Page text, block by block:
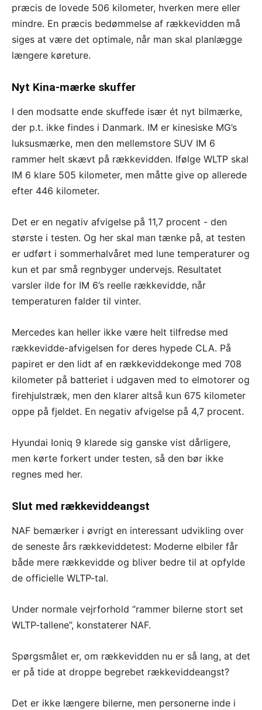
præcis de lovede 506 kilometer, hverken mere eller
mindre. En præcis bedømmelse af rækkevidden må
siges at være det optimale, når man skal planlægge
længere køreture.
Nyt Kina-mærke skuffer
I den modsatte ende skuffede især ét nyt bilmærke,
der p.t. ikke findes i Danmark. IM er kinesiske MG’s
luksusmærke, men den mellemstore SUV IM 6
rammer helt skævt på rækkevidden. Ifølge WLTP skal
IM 6 klare 505 kilometer, men måtte give op allerede
efter 446 kilometer.
Det er en negativ afvigelse på 11,7 procent - den
største i testen. Og her skal man tænke på, at testen
er udført i sommerhalvåret med lune temperaturer og
kun et par små regnbyger undervejs. Resultatet
varsler ilde for IM 6’s reelle rækkevidde, når
temperaturen falder til vinter.
Mercedes kan heller ikke være helt tilfredse med
rækkevidde-afvigelsen for deres hypede CLA. På
papiret er den lidt af en rækkeviddekonge med 708
kilometer på batteriet i udgaven med to elmotorer og
firehjulstræk, men den klarer altså kun 675 kilometer
oppe på fjeldet. En negativ afvigelse på 4,7 procent.
Hyundai Ioniq 9 klarede sig ganske vist dårligere,
men kørte forkert under testen, så den bør ikke
regnes med her.
Slut med rækkeviddeangst
NAF bemærker i øvrigt en interessant udvikling over
de seneste års rækkeviddetest: Moderne elbiler får
både mere rækkevidde og bliver bedre til at opfylde
de officielle WLTP-tal.
Under normale vejrforhold “rammer bilerne stort set
WLTP-tallene”, konstaterer NAF.
Spørgsmålet er, om rækkevidden nu er så lang, at det
er på tide at droppe begrebet rækkeviddeangst?
Det er ikke længere bilerne, men personerne inde i